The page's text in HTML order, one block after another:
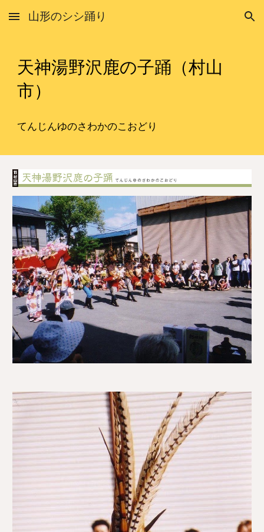
Skip to main content Skip to navigation
山形のシシ踊り
天神湯野沢鹿の子踊 （村山
市）
てんじんゆのさわかのこおどり